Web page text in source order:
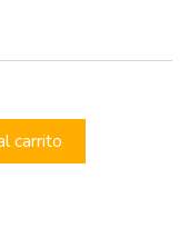
carrito